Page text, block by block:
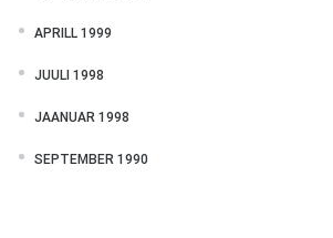
APRILL 1999
JUULI 1998
JAANUAR 1998
SEPTEMBER 1990